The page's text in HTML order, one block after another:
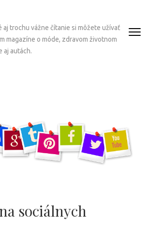
aj trochu vážne čítanie si môžete užívať
magazíne o móde, zdravom životnom
aj autách.
sociálnych